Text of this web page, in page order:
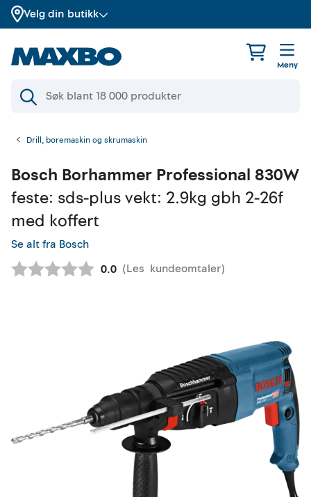
Velg din butikk
Meny
Drill, boremaskin og skrumaskin
Bosch Borhammer Professional 830W
feste: sds-plus vekt: 2.9kg gbh 2-26f
med koffert
Se alt fra Bosch
Gjennomsnittskarakter:
0.0 (Les kundeomtaler)